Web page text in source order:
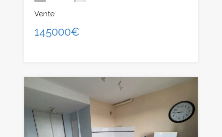
Vente
145000€